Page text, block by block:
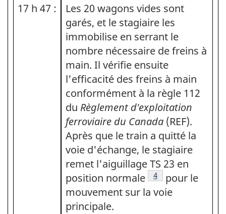
17 h 47 :
Les 20 wagons vides sont
garés, et le stagiaire les
immobilise en serrant le
nombre nécessaire de freins à
main. Il vérifie ensuite
l'efficacité des freins à main
conformément à la règle 112
du Règlement d'exploitation
ferroviaire du Canada (REF).
Après que le train a quitté la
voie d'échange, le stagiaire
remet l'aiguillage TS 23 en
position normale
Note de bas de page
4
pour le
mouvement sur la voie
principale.